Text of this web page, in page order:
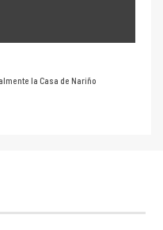
la Casa de Nariño